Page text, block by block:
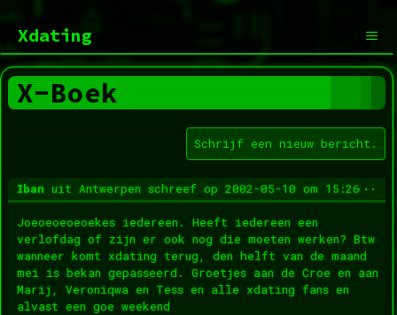
inhoud
Xdating
Menu
X-Boek
Iban uit Antwerpen schreef op 2002-05-10 om 15:26
Joeoeoeoeoekes iedereen. Heeft iedereen een
verlofdag of zijn er ook nog die moeten werken? Btw
wanneer komt xdating terug, den helft van de maand
mei is bekan gepasseerd. Groetjes aan de Croe en aan
Marij, Veroniqwa en Tess en alle xdating fans en
alvast een goe weekend
...